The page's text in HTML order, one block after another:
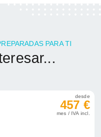
PARA TI
desde
457 €
mes / IVA incl.